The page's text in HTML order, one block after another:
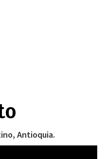
Antioquia.